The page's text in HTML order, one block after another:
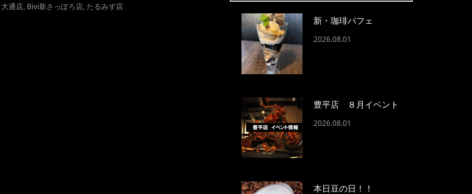
大通店, Bivi新さっぽろ店, たるみず店
新・珈琲パフェ
2026.08.01
豊平店 ８月イベント
2026.08.01
本日豆の日！！